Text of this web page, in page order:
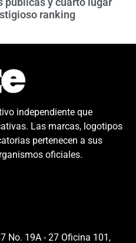
ranking
independiente que
Las marcas, logotipos
pertenecen a sus
oficiales.
No. 19A - 27 Oficina 101,